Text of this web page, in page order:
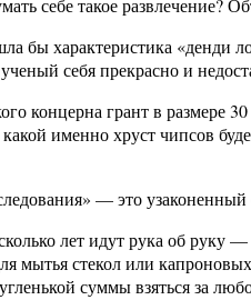
себе такое развлечение?
бы характеристика
себя прекрасно и
концерна грант в размере
именно хруст чипсов
— это
лет идут рука об
мытья стекол или
суммы взяться за